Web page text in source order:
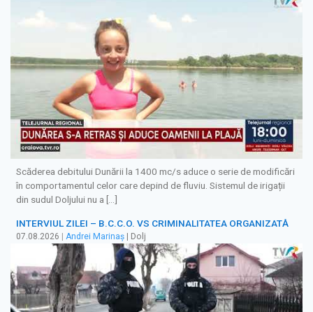
Scăderea debitului Dunării la 1400 mc/s aduce o serie de modificări
în comportamentul celor care depind de fluviu. Sistemul de irigații
din sudul Doljului nu a […]
INTERVIUL ZILEI – B.C.C.O. VS CRIMINALITATEA ORGANIZATĂ
07.08.2026 Andrei Marinaș | Dolj